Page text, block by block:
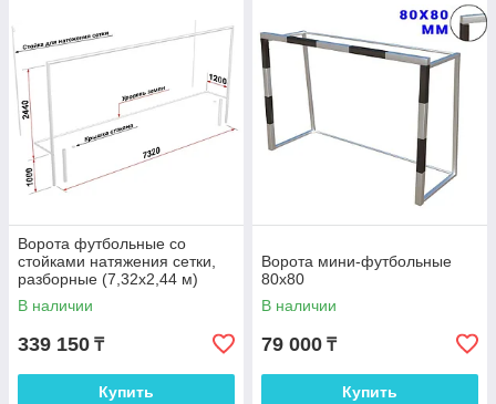
Ворота футбольные со
стойками натяжения сетки,
разборные (7,32х2,44 м)
В наличии
339 150 ₸
Купить
Ворота мини-футбольные
80х80
В наличии
79 000 ₸
Купить